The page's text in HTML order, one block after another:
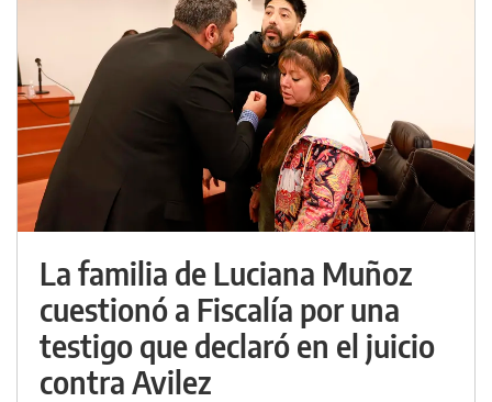
La familia de Luciana Muñoz
cuestionó a Fiscalía por una
testigo que declaró en el juicio
contra Avilez